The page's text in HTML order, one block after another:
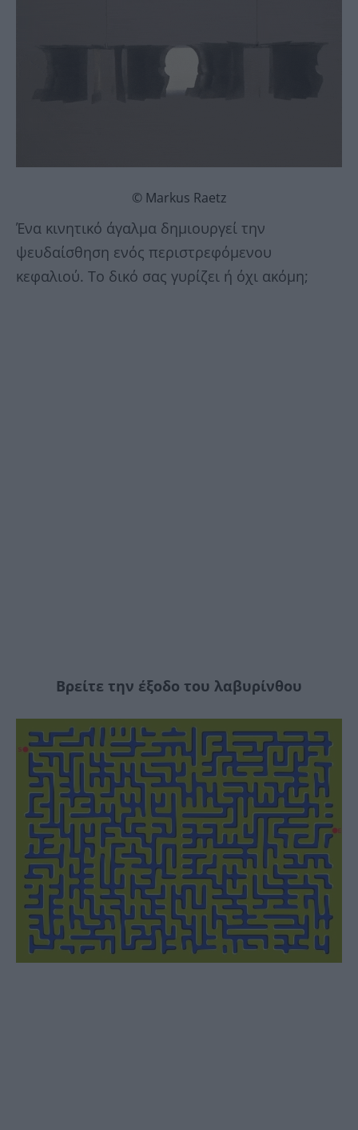
© Markus Raetz
Ένα κινητικό άγαλμα δημιουργεί την
ψευδαίσθηση ενός περιστρεφόμενου
κεφαλιού. Το δικό σας γυρίζει ή όχι ακόμη;
Βρείτε την έξοδο του λαβυρίνθου